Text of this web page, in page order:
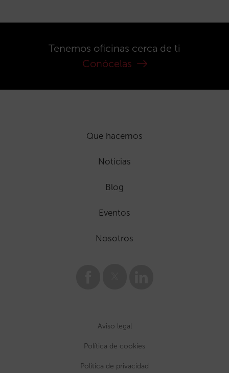
Tenemos oficinas cerca de ti
Conócelas
Que hacemos
Noticias
Blog
Eventos
Nosotros
Aviso legal
Política de cookies
Política de privacidad